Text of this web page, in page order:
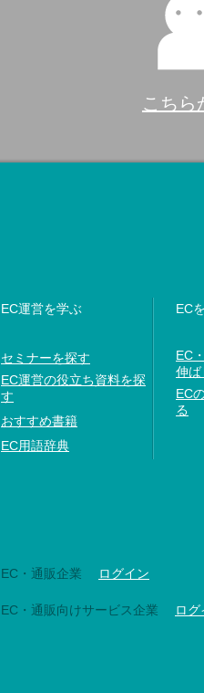
こちら
EC運営を学ぶ
セミナーを探す
EC運営の役立ち資料を探
す
おすすめ書籍
EC用語辞典
EC
EC
伸ば
EC
る
EC・通販企業 ログイン
EC・通販向けサービス企業 ログ